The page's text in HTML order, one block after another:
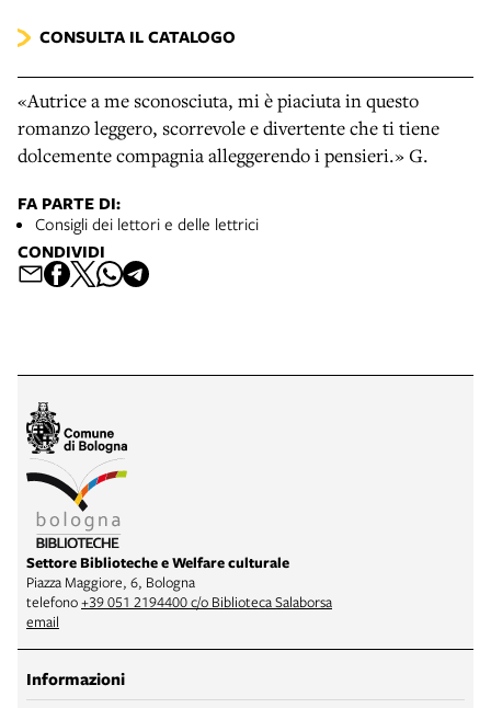
CONSULTA IL CATALOGO
«Autrice a me sconosciuta, mi è piaciuta in questo
romanzo leggero, scorrevole e divertente che ti tiene
dolcemente compagnia alleggerendo i pensieri.» G.
FA PARTE DI:
Consigli dei lettori e delle lettrici
CONDIVIDI
Settore Biblioteche e Welfare culturale
Piazza Maggiore, 6, Bologna
telefono+39 051 2194400 c/o Biblioteca Salaborsa
email
Informazioni